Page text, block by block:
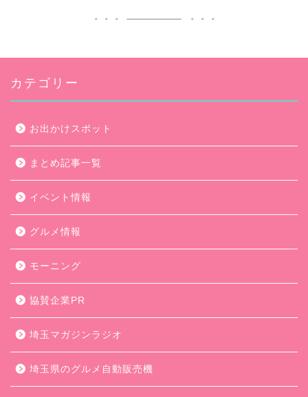
カテゴリー
お出かけスポット
まとめ記事一覧
イベント情報
グルメ情報
モーニング
協賛企業PR
埼玉マガジンラジオ
埼玉県のグルメ自動販売機